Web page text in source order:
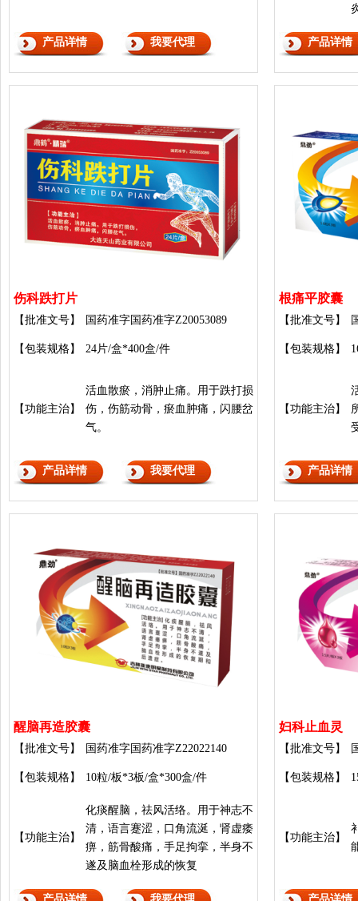
产品详情 我要代理 产品详情
伤科跌打片
【批准文号】 国药准字国药准字Z20053089
【包装规格】 24片/盒*400盒/件
【功能主治】
活血散瘀，消肿止痛。用于跌打损
伤，伤筋动骨，瘀血肿痛，闪腰岔
气。
产品详情 我要代理
根痛平胶囊
【批准文号】
【包装规格】
【功能主治】
产品详情
醒脑再造胶囊
【批准文号】 国药准字国药准字Z22022140
【包装规格】 10粒/板*3板/盒*300盒/件
【功能主治】
化痰醒脑，祛风活络。用于神志不
清，语言蹇涩，口角流涎，肾虚痿
痹，筋骨酸痛，手足拘挛，半身不
遂及脑血栓形成的恢复
妇科止血灵
【批准文号】
【包装规格】
【功能主治】